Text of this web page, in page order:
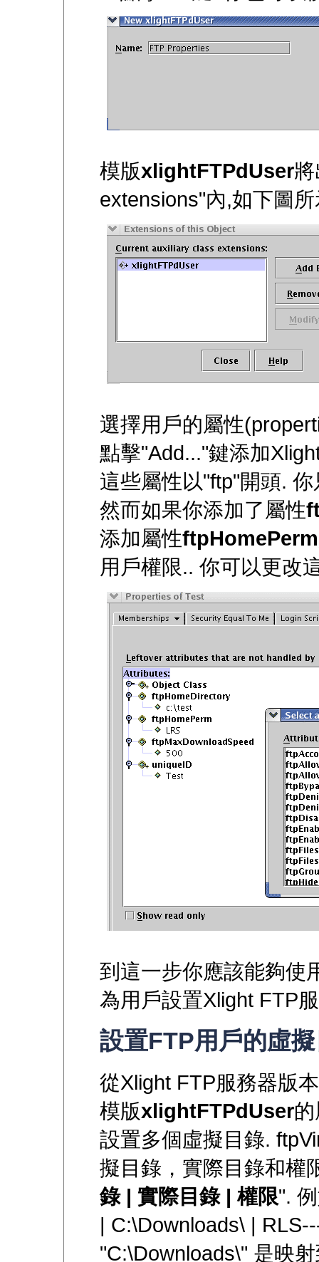
模版xlightFTPdUser
extensions"內,如下圖
選擇用戶的屬性
點擊"Add..."鍵添加
這些屬性以"ftp"開頭.
然而如果你添加了屬性
添加屬性ftpHomePerm
用戶權限.. 你可以更改
到這一步你應該能夠使
為用戶設置Xlight FTP
設置FTP用戶的虛
從Xlight FTP服務器版
模版xlightFTPdUser
設置多個虛擬目錄.
擬目錄，實際目錄和權
錄 | 實際目錄 | 權限".
| C:\Downloads\ |
"C:\Downloads\" 是映